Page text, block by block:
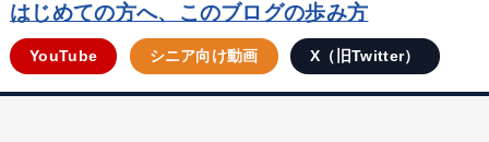
はじめての方へ、このブログの歩み方
YouTube シニア向け動画 X（旧Twitter）